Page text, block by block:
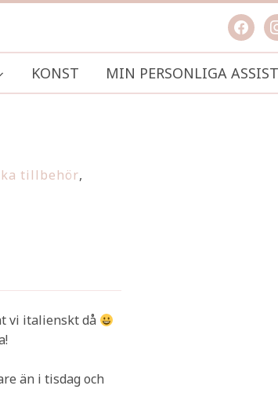
KONST MIN PERSONLIGA
tillbehör,
vi italienskt då
än i tisdag och